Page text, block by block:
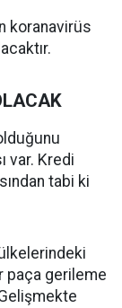
koranavirüs
var. Kredi
tabi ki
paça gerileme